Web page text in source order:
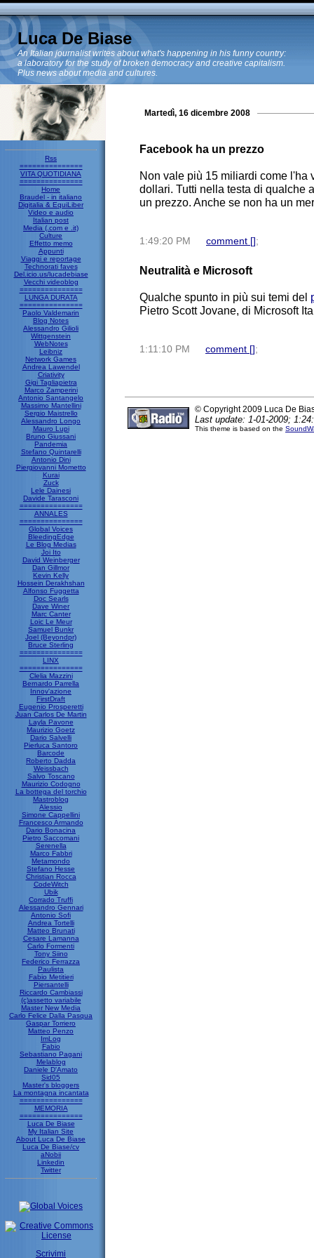
Luca De Biase
An Italian journalist writes about what's happening in his funny country:
a laboratory for the study of broken democracy and creative capitalism.
Plus news about media and cultures.
Rss
===============
VITA QUOTIDIANA
===============
Home
Braudel - in italiano
Digitalia & EquiLiber
Video e audio
Italian post
Media (.com e .it)
Culture
Effetto memo
Appunti
Viaggi e reportage
Technorati faves
Del.icio.us/lucadebiase
Vecchi videoblog
===============
LUNGA DURATA
===============
Paolo Valdemarin
Blog Notes
Alessandro Gilioli
Wittgenstein
WebNotes
Leibniz
Network Games
Andrea Lawendel
Criativity
Gigi Tagliapietra
Marco Zamperini
Antonio Santangelo
Massimo Mantellini
Sergio Maistrello
Alessandro Longo
Mauro Lupi
Bruno Giussani
Pandemia
Stefano Quintarelli
Antonio Dini
Piergiovanni Mometto
Kurai
Zuck
Lele Dainesi
Davide Tarasconi
===============
ANNALES
===============
Global Voices
BleedingEdge
Le Blog Medias
Joi Ito
David Weinberger
Dan Gillmor
Kevin Kelly
Hossein Derakhshan
Alfonso Fuggetta
Doc Searls
Dave Winer
Marc Canter
Loic Le Meur
Samuel Bunkr
Joel (Beyondpr)
Bruce Sterling
===============
LINX
===============
Clelia Mazzini
Bernardo Parrella
Innov'azione
FirstDraft
Eugenio Prosperetti
Juan Carlos De Martin
Layla Pavone
Maurizio Goetz
Dario Salvelli
Pierluca Santoro
Barcode
Roberto Dadda
Weissbach
Salvo Toscano
Maurizio Codogno
La bottega del torchio
Mastroblog
Alessio
Simone Cappellini
Francesco Armando
Dario Bonacina
Pietro Saccomani
Serenella
Marco Fabbri
Metamondo
Stefano Hesse
Christian Rocca
CodeWitch
Ubik
Corrado Truffi
Alessandro Gennari
Antonio Sofi
Andrea Tortelli
Matteo Brunati
Cesare Lamanna
Carlo Formenti
Tony Siino
Federico Ferrazza
Paulista
Fabio Metitieri
Piersantelli
Riccardo Cambiassi
(c)assetto variabile
Master New Media
Carlo Felice Dalla Pasqua
Gaspar Torriero
Matteo Penzo
ImLog
Fabio
Sebastiano Pagani
Melablog
Daniele D'Amato
Sid05
Master's bloggers
La montagna incantata
===============
MEMORIA
===============
Luca De Biase
My Italian Site
About Luca De Biase
Luca De Biase/cv
aNobii
Linkedin
Twitter
Scrivimi
Martedì, 16 dicembre 2008
Facebook ha un prezzo
Non vale più 15 miliardi come l'ha
dollari. Tutti nella testa di qualche
un prezzo. Anche se non ha un
1:49:20 PM comment [] ;
Neutralità e Microsoft
Qualche spunto in più sui temi del
Pietro Scott Jovane, di Microsoft
1:11:10 PM comment [] ;
© Copyright 2009 Luca De
Last update: 1-01-2009;
This theme is based on the